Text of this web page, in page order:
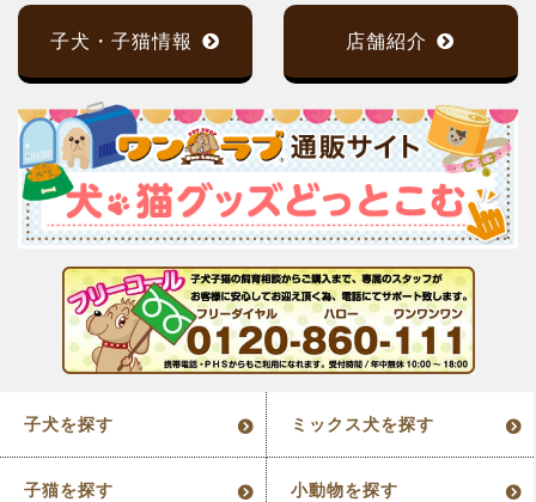
子犬・子猫情報 店舗紹介
子犬を探す ミックス犬を探す
子猫を探す 小動物を探す